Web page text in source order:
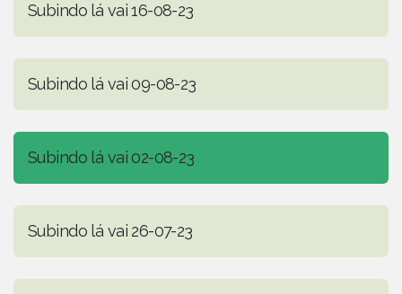
Subindo lá vai 16-08-23
Subindo lá vai 09-08-23
Subindo lá vai 02-08-23
Subindo lá vai 26-07-23